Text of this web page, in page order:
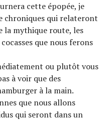
cette épopée, je
chroniques qui relateront
la mythique route, les
que nous ferons
ou plutôt vous
à voir que des
à la main.
que nous allons
qui seront dans un